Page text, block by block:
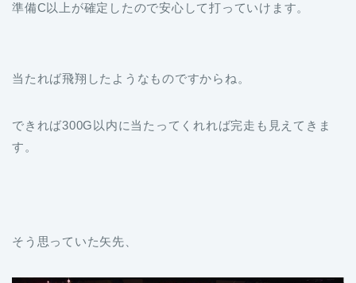
準備C以上が確定したので安心して打っていけます。
当たれば飛翔したようなものですからね。
できれば300G以内に当たってくれれば完走も見えてきま
す。
そう思っていた矢先、